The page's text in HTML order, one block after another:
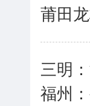
莆田
三明
福州